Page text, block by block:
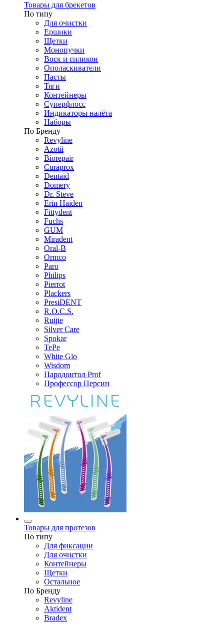
Товары для брекетов
По типу
Для очистки
Ершики
Щетки
Монопучки
Воск и силикон
Ополаскиватели
Пасты
Тяги
Контейнеры
Суперфлосс
Индикаторы налёта
Наборы
По Бренду
Revyline
Azotii
Biorepair
Curaprox
Dentaid
Domery
Dr. Steve
Erin Haiden
Fittydent
Fuchs
GUM
Miradent
Oral-B
Ormco
Paro
Philips
Pierrot
Plackers
PresiDENT
R.O.C.S.
Ruijie
Silver Care
Spokar
TePe
White Glo
Wisdom
Пародонтол Prof
Профессор Персин
Товары для протезов
По типу
Для фиксации
Для очистки
Контейнеры
Щетки
Остальное
По Бренду
Revyline
Aktident
Bradex